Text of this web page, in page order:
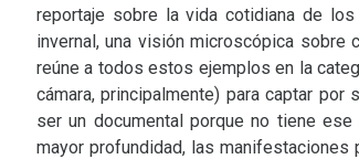
reportaje sobre la vida cotidiana de
invernal, una visión microscópica
reúne a todos estos ejemplos en la
cámara, principalmente) para captar
ser un documental porque no tiene
mayor profundidad, las